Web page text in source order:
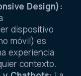
Design):
dispositivo
móvil) es
experiencia
contexto.